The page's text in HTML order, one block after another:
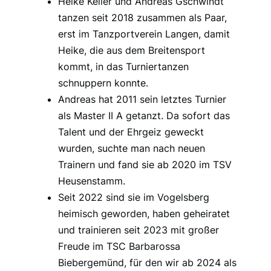
tanzen seit 2018 zusammen als Paar,
erst im Tanzportverein Langen, damit
Heike, die aus dem Breitensport
kommt, in das Turniertanzen
schnuppern konnte.
Andreas hat 2011 sein letztes Turnier
als Master II A getanzt. Da sofort das
Talent und der Ehrgeiz geweckt
wurden, suchte man nach neuen
Trainern und fand sie ab 2020 im TSV
Heusenstamm.
Seit 2022 sind sie im Vogelsberg
heimisch geworden, haben geheiratet
und trainieren seit 2023 mit großer
Freude im TSC Barbarossa
Biebergemünd, für den wir ab 2024 als